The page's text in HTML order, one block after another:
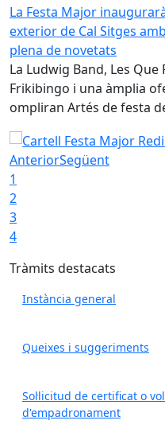
Municipal (POUM)
La Festa Major
exterior de Cal Sitges
plena de novetats
La Ludwig Band, Les Que
Frikibingo i una àmplia
ompliran Artés de festa
La Festa Major
AnteriorSegüent
1
2
3
4
Tràmits destacats
Instància general
Queixes i suggeriments
Sol·licitud de certificat o
d'empadronament